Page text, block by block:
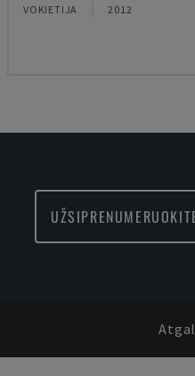
VOKIETIJA 2012